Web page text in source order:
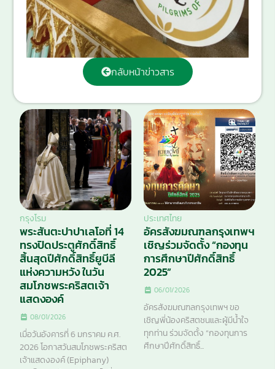
กลับหน้าข่าวสาร
กรุงโรม
พระสันตะปาปาเลโอที่ 14
ทรงปิดประตูศักดิ์สิทธิ์
สิ้นสุดปีศักดิ์สิทธิ์ยูบีลี
แห่งความหวัง ในวัน
สมโภชพระคริสตเจ้า
แสดงองค์
08/01/2026
เมื่อวันอังคารที่ 6 มกราคม ค.ศ.
2026 โอกาสวันสมโภชพระคริสต
เจ้าแสดงองค์ (Epiphany)
ประเทศไทย
อัครสังฆมณฑลกรุงเทพฯ
เชิญร่วมจัดตั้ง “กองทุน
การศึกษาปีศักดิ์สิทธิ์
2025”
06/01/2026
อัครสังฆมณฑลกรุงเทพฯ ขอ
เชิญพี่น้องคริสตชนและผู้มีน้ำใจ
ทุกท่าน ร่วมจัดตั้ง “กองทุนการ
ศึกษาปีศักดิ์สิทธิ์...